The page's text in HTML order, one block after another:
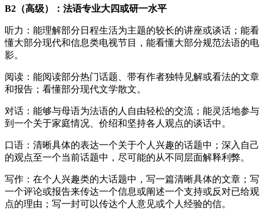
B2（高级）：法语专业大四或研一水平
听力：能理解部分日程生活为主题的较长的讲座或谈话；能看
懂大部分现代和信息类电视节目，能看懂大部分规范法语的电
影。
阅读：能阅读部分热门话题、带有作者独特见解或看法的文章
和报告；看懂部分现代文学散文。
对话：能够与母语为法语的人自由轻松的交流；能灵活地参与
到一个关于家庭情况、价绍和坚持各人观点的谈话中。
口语：清晰具体的表达一个关于个人兴趣的话题中；深入自己
的观点至一个当前话题中，尽可能的从不同层面解释利弊。
写作：在个人兴趣类的大话题中，写一篇清晰具体的文章；写
一个评论或报告来传达一个信息或阐述一个支持或反对已给观
点的理由；写一封可以传达个人意见或个人经验的信。